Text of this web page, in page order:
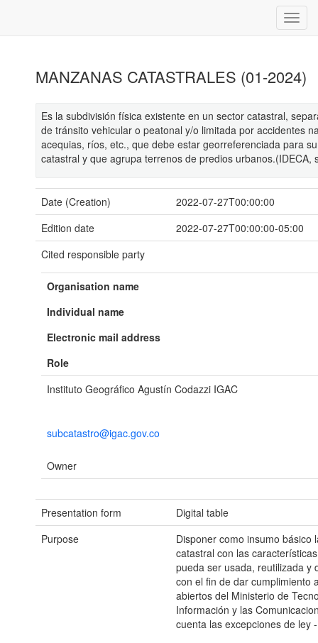
MANZANAS CATASTRALES (01-2024)
Es la subdivisión física existente en un sector catastral,
de tránsito vehicular o peatonal y/o limitada por accidentes
acequias, ríos, etc., que debe estar georreferenciada para
catastral y que agrupa terrenos de predios urbanos.(IDECA,
Date (Creation)
2022-07-27T00:00:00
Edition date
2022-07-27T00:00:00-05:00
Cited responsible party
Organisation name
Individual name
Electronic mail address
Role
Instituto Geográfico Agustín Codazzi IGAC
subcatastro@igac.gov.co
Owner
Presentation form
Digital table
Purpose
Disponer como insumo básico
catastral con las
pueda ser usada, reutilizada y
con el fin de dar cumplimiento
abiertos del Ministerio de
Información y las
cuenta las excepciones de ley -